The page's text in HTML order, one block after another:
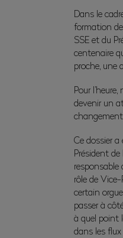
Dans le
formation
SSE et du
centenaire
proche,
Pour
devenir un
Ce dossier
Président
responsable
rôle de
certain
passer à
à quel point
dans les